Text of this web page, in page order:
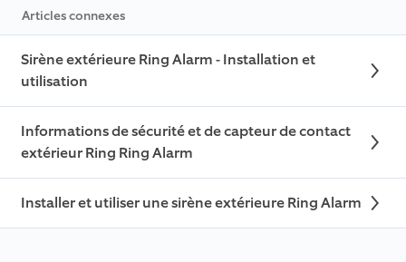
Articles connexes
Sirène extérieure Ring Alarm - Installation et
utilisation
Informations de sécurité et de capteur de contact
extérieur Ring Ring Alarm
Installer et utiliser une sirène extérieure Ring Alarm